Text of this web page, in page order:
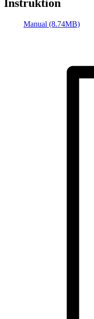
Instruktion
Manual (8.74MB)